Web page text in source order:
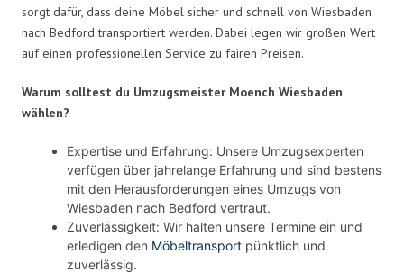
sorgt dafür, dass deine Möbel sicher und schnell von Wiesbaden
nach Bedford transportiert werden. Dabei legen wir großen Wert
auf einen professionellen Service zu fairen Preisen.
Warum solltest du Umzugsmeister Moench Wiesbaden
wählen?
Expertise und Erfahrung: Unsere Umzugsexperten
verfügen über jahrelange Erfahrung und sind bestens
mit den Herausforderungen eines Umzugs von
Wiesbaden nach Bedford vertraut.
Zuverlässigkeit: Wir halten unsere Termine ein und
erledigen den Möbeltransport pünktlich und
zuverlässig.